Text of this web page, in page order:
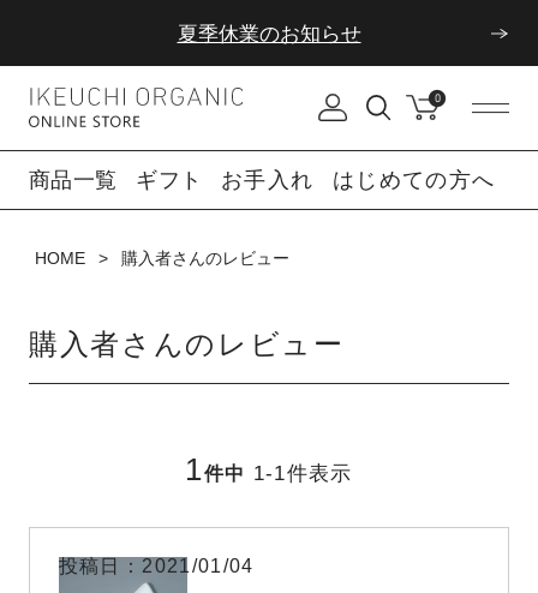
夏季休業のお知らせ
夏季休業のお知らせ
0
商品一覧 ギフト お手入れ はじめての方へ
HOME 購入者さんのレビュー
購入者さんのレビュー
1件中 1-1件表示
投稿日 2021/01/04